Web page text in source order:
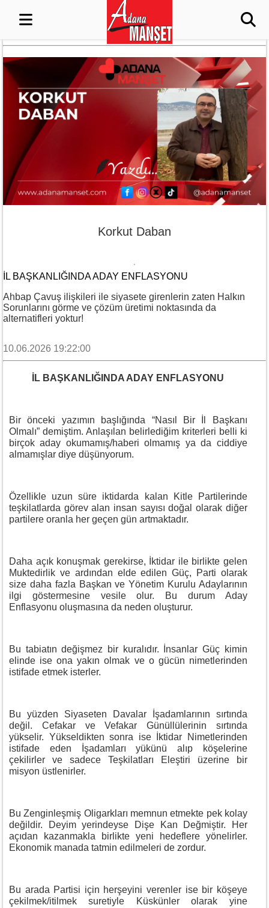
Korkut Daban
İL BAŞKANLIĞINDA ADAY ENFLASYONU
Ahbap Çavuş ilişkileri ile siyasete girenlerin zaten Halkın
Sorunlarını görme ve çözüm üretimi noktasında da
alternatifleri yoktur!
10.06.2026 19:22:00
İL BAŞKANLIĞINDA ADAY ENFLASYONU
Bir önceki yazımın başlığında “Nasıl Bir İl Başkanı
Olmalı” demiştim. Anlaşılan belirlediğim kriterleri belli ki
birçok aday okumamış/haberi olmamış ya da ciddiye
almamışlar diye düşünyorum.
Özellikle uzun süre iktidarda kalan Kitle Partilerinde
teşkilatlarda görev alan insan sayısı doğal olarak diğer
partilere oranla her geçen gün artmaktadır.
Daha açık konuşmak gerekirse, İktidar ile birlikte gelen
Muktedirlik ve ardından elde edilen Güç, Parti olarak
size daha fazla Başkan ve Yönetim Kurulu Adaylarının
ilgi göstermesine vesile olur. Bu durum Aday
Enflasyonu oluşmasına da neden oluşturur.
Bu tabiatın değişmez bir kuralıdır. İnsanlar Güç kimin
elinde ise ona yakın olmak ve o gücün nimetlerinden
istifade etmek isterler.
Bu yüzden Siyaseten Davalar İşadamlarının sırtında
değil. Cefakar ve Vefakar Günüllülerinin sırtında
yükselir. Yükseldikten sonra ise İktidar Nimetlerinden
istifade eden İşadamları yükünü alıp köşelerine
çekilirler ve sadece Teşkilatları Eleştiri üzerine bir
misyon üstlenirler.
Bu Zenginleşmiş Oligarkları memnun etmekte pek kolay
değildir. Deyim yerindeyse Dişe Kan Değmiştir. Her
açıdan kazanmakla birlikte yeni hedeflere yönelirler.
Ekonomik manada tatmin edilmeleri de zordur.
Bu arada Partisi için herşeyini verenler ise bir köşeye
çekilmek/itilmek suretiyle Küskünler olarak yine